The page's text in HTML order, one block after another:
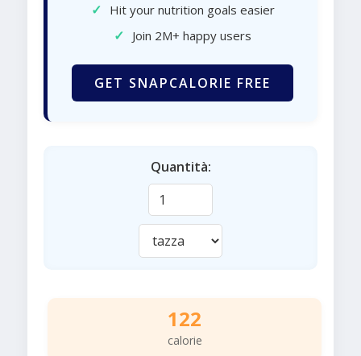
✓ Hit your nutrition goals easier
✓ Join 2M+ happy users
GET SNAPCALORIE FREE
Quantità:
122
calorie